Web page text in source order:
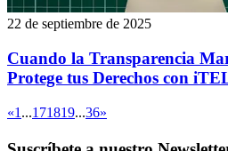
22 de septiembre de 2025
Cuando la Transparencia
Protege tus Derechos con
«1 ...171819...36»